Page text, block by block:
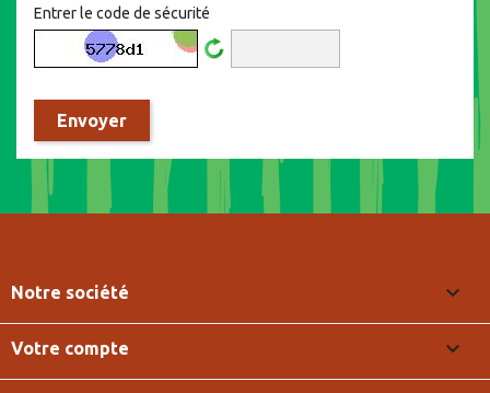
Entrer le code de sécurité
Notre société 
Votre compte 